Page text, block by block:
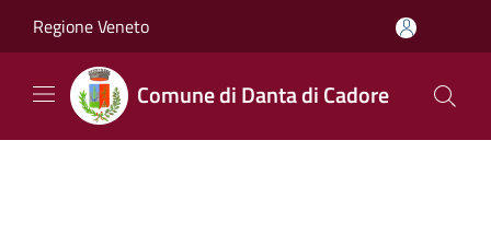
Regione Veneto
Comune di Danta di Cadore